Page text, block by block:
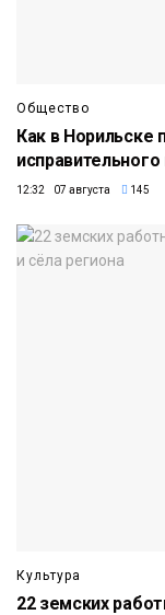
Общество
Как в
12:32 07 августа 145
Культура
22 земских